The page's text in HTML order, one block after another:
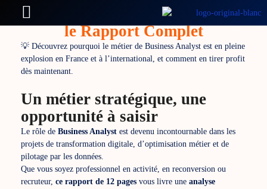
Analyse en 2025 : Téléchargez
le Rapport Complet
💡 Découvrez pourquoi le métier de Business Analyst est en pleine
explosion en France et à l’international, et comment en tirer profit
dès maintenant.
Un métier stratégique, une
opportunité à saisir
Le rôle de Business Analyst est devenu incontournable dans les
projets de transformation digitale, d’optimisation métier et de
pilotage par les données.
Que vous soyez professionnel en activité, en reconversion ou
recruteur, ce rapport de 12 pages vous livre une analyse